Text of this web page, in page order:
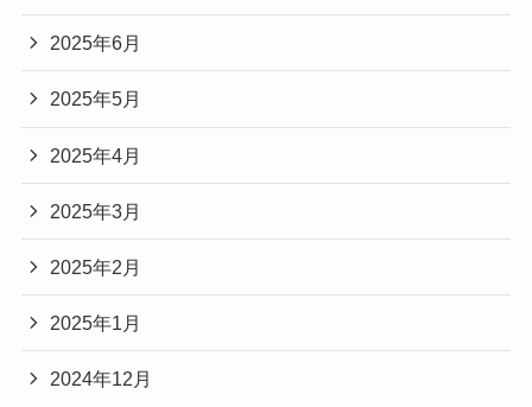
2025年6月
2025年5月
2025年4月
2025年3月
2025年2月
2025年1月
2024年12月